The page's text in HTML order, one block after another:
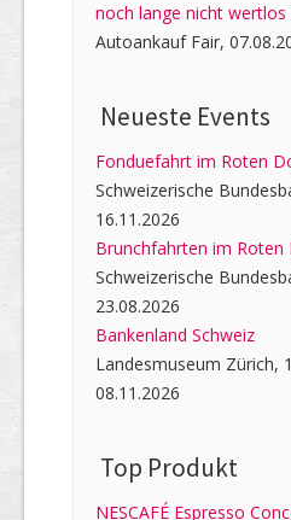
noch lange nicht wertlos
Autoankauf Fair,
Neueste Events
Fonduefahrt im Roten
Schweizerische
16.11.2026
Brunchfahrten im Roten
Schweizerische
23.08.2026
Bankenland Schweiz
Landesmuseum Zürich,
08.11.2026
Top Produkt
NESCAFÉ Espresso